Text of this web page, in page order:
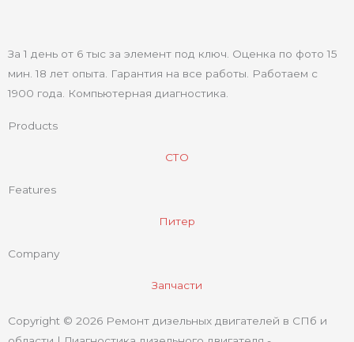
За 1 день от 6 тыс за элемент под ключ. Оценка по фото 15
мин. 18 лет опыта. Гарантия на все работы. Работаем с
1900 года. Компьютерная диагностика.
Products
СТО
Features
Питер
Company
Запчасти
Copyright © 2026 Ремонт дизельных двигателей в СПб и